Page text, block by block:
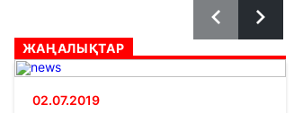
ЖАҢАЛЫҚТАР
02.07.2019